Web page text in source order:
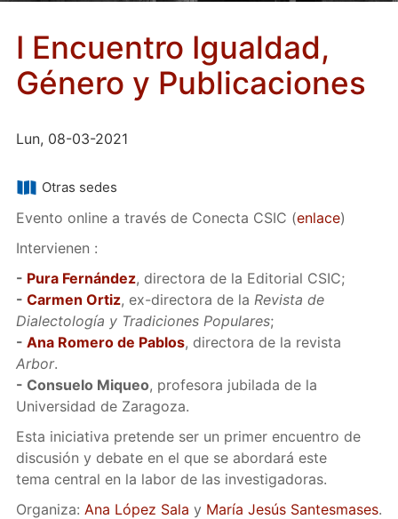
I Encuentro Igualdad,
Género y Publicaciones
Lun, 08-03-2021
Otras sedes
Evento online a través de Conecta CSIC (enlace)
Intervienen :
- Pura Fernández, directora de la Editorial CSIC;
- Carmen Ortiz, ex-directora de la Revista de
Dialectología y Tradiciones Populares;
- Ana Romero de Pablos, directora de la revista
Arbor.
- Consuelo Miqueo, profesora jubilada de la
Universidad de Zaragoza.
Esta iniciativa pretende ser un primer encuentro de
discusión y debate en el que se abordará este
tema central en la labor de las investigadoras.
Organiza: Ana López Sala y María Jesús Santesmases.